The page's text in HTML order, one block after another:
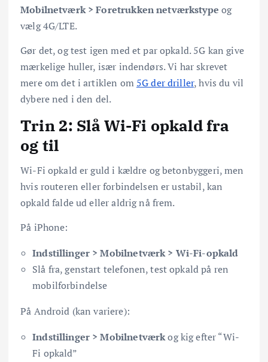
Mobilnetværk > Foretrukken netværkstype og
vælg 4G/LTE.
Gør det, og test igen med et par opkald. 5G kan give
mærkelige huller, især indendørs. Vi har skrevet
mere om det i artiklen om 5G der driller, hvis du vil
dybere ned i den del.
Trin 2: Slå Wi-Fi opkald fra
og til
Wi-Fi opkald er guld i kældre og betonbyggeri, men
hvis routeren eller forbindelsen er ustabil, kan
opkald falde ud eller aldrig nå frem.
På iPhone:
Indstillinger > Mobilnetværk > Wi-Fi-opkald
Slå fra, genstart telefonen, test opkald på ren
mobilforbindelse
På Android (kan variere):
Indstillinger > Mobilnetværkog kig efter “Wi-
Fi opkald”